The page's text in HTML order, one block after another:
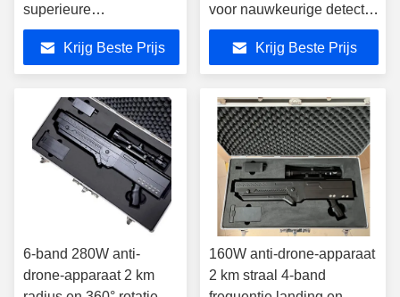
superieure
onderschepping en
neutralisatie voor
maximale veiligheid
Krijg Beste Prijs
voor nauwkeurige detectie
en verstoring
Krijg Beste Prijs
6-band 280W anti-
drone-apparaat 2 km
160W anti-drone-apparaat
2 km straal 4-band